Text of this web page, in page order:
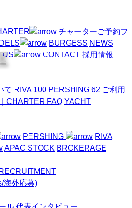
チャーターご予約フ
BURGESS NEWS
US CONTACT 採用情報｜
て RIVA 100 PERSHING 62 ご利用
CHARTER FAQ YACHT
PERSHING
RIVA
APAC STOCK BROKERAGE
RECRUITMENT
海外応募)
ル 代表インタビュー